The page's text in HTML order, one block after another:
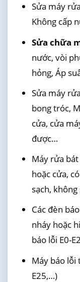
Sửa máy
Không cấp
Sửa chữa
nước, vòi
hỏng, Áp
Sửa máy
bong tróc,
cửa, cửa
được…
Máy rửa
hoặc cửa,
sạch,
Các đèn
nháy hoặc
báo lỗi E0-
Máy báo lỗi
E25,…)